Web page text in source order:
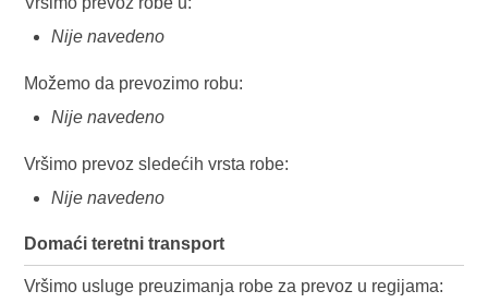
Nije navedeno
Možemo da prevozimo robu:
Nije navedeno
Vršimo prevoz sledećih vrsta robe:
Nije navedeno
Domaći teretni transport
Vršimo usluge preuzimanja robe za prevoz u regijama: